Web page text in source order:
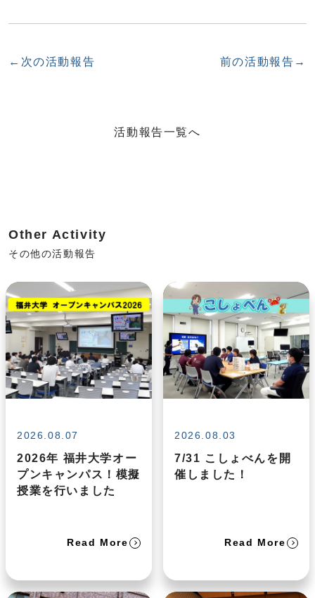
←次の活動報告 前の活動報告→
活動報告一覧へ
Other Activity
その他の活動報告
2026.08.07
2026年 福井大学オー
プンキャンパス！模擬
授業を行いました
Read More
2026.08.03
7/31 こしょべんを開
催しました！
Read More